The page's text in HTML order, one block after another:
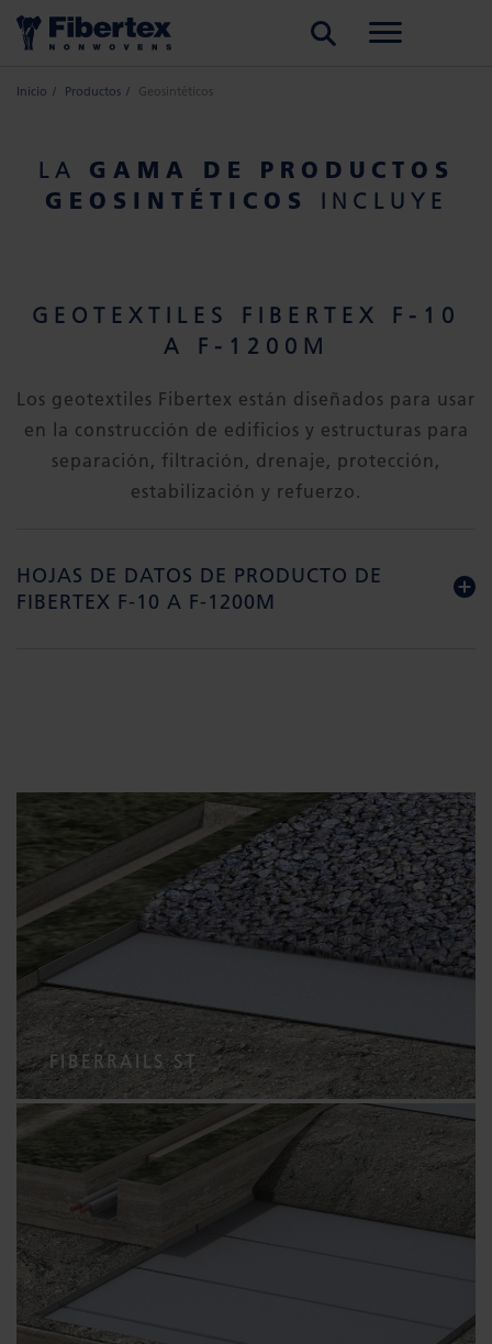
Inicio Productos Geosintéticos
LA GAMA DE PRODUCTOS
GEOSINTÉTICOS
INCLUYE
GEOTEXTILES FIBERTEX F-10
A F-1200M
Los geotextiles Fibertex están diseñados para usar
en la construcción de edificios y estructuras para
separación, filtración, drenaje, protección,
estabilización y refuerzo.
HOJAS DE DATOS DE PRODUCTO DE
FIBERTEX F-10 A F-1200M
FIBERRAILS ST